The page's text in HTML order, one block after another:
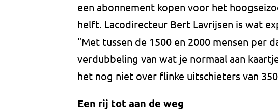
een abonnement kopen voor het
helft. Lacodirecteur Bert Lavrijsen is wat
"Met tussen de 1500 en 2000 mensen per
verdubbeling van wat je normaal aan
het nog niet over flinke uitschieters van
Een rij tot aan de weg